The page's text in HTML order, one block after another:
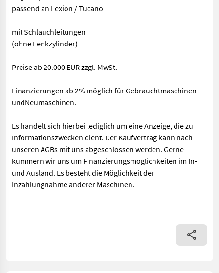
passend an Lexion / Tucano
mit Schlauchleitungen
(ohne Lenkzylinder)
Preise ab 20.000 EUR zzgl. MwSt.
Finanzierungen ab 2% möglich für Gebrauchtmaschinen
undNeumaschinen.
Es handelt sich hierbei lediglich um eine Anzeige, die zu
Informationszwecken dient. Der Kaufvertrag kann nach
unseren AGBs mit uns abgeschlossen werden. Gerne
kümmern wir uns um Finanzierungsmöglichkeiten im In-
und Ausland. Es besteht die Möglichkeit der
Inzahlungnahme anderer Maschinen.
CLAAS Allradachse NEU (Int. Nr. 14963) Mudogachse NEU